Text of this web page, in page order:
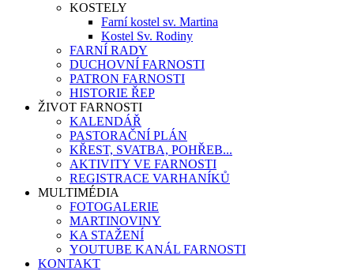
KOSTELY
Farní kostel sv. Martina
Kostel Sv. Rodiny
FARNÍ RADY
DUCHOVNÍ FARNOSTI
PATRON FARNOSTI
HISTORIE ŘEP
ŽIVOT FARNOSTI
KALENDÁŘ
PASTORAČNÍ PLÁN
KŘEST, SVATBA, POHŘEB...
AKTIVITY VE FARNOSTI
REGISTRACE VARHANÍKŮ
MULTIMÉDIA
FOTOGALERIE
MARTINOVINY
KA STAŽENÍ
YOUTUBE KANÁL FARNOSTI
KONTAKT